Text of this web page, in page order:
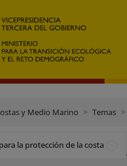
y Medio Marino Temas
la protección de la costa